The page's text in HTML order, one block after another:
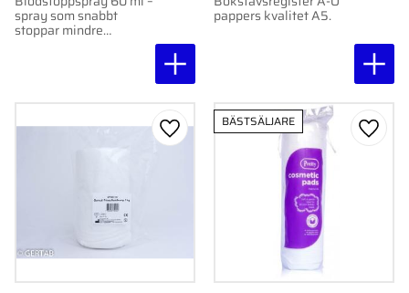
spray som snabbt
stoppar mindre
pappers kvalitet A5.
Lägg till i favoriter
BÄSTSÄLJARE
Lägg